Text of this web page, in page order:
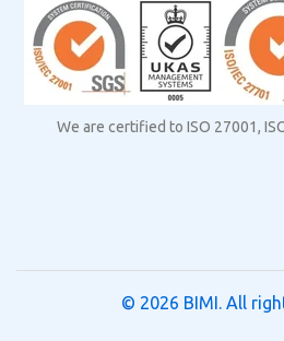
We are certified to ISO 27001,
© 2026 BIMI. All